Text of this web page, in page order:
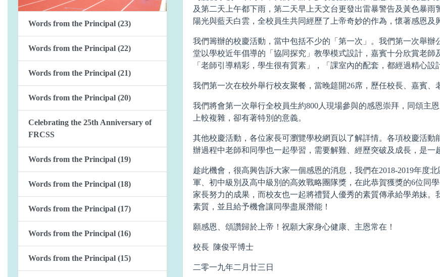
Words from the Principal (23)
Words from the Principal (22)
Words from the Principal (21)
Words from the Principal (20)
Celebrating the 25th Anniversary of
FRCSS
Words from the Principal (19)
Words from the Principal (18)
Words from the Principal (17)
Words from the Principal (16)
Words from the Principal (15)
及第二天上午都下雨，第二天早上天文台更發出雷暴警告及黃色暴
陽光與藍天白雲，全校員生共同經歷了上帝奇妙的作為，懷著感恩及
我們籌辦的校慶活動，當中包括不少的「第一次」。我們第一次舉
堂以學校近年倡導的「協同探究」教學模式設計，嘉賓十分欣賞老師
「老師引導精彩，學生很有質素」，「課室內的配套，都經過精心設
我們第一次在校外舉行校友聚餐，當晚筵開26席，歷任校長、嘉賓、
我們將會第一次舉行全校員生約800人現場參與的感恩崇拜，同頌主
上較複雜，卻有著特別的意義。
其他校慶活動，各位家長可瀏覽學校網頁以了解詳情。各項校慶活
辦過程中老師和同學也一起學習，需要解難、經歷突破及成長，是一
趁此機會，很高興告訴大家一個感恩的消息，我們在2018-2019年度
軍、初中級別及高中級別的高效戰略團隊獎，在此恭賀獲獎的6位同
家長努力的成果，而校友也一起將禮賢人優秀的素質傳承給學弟妹
素質，並且給予機會讓同學盡展潛能！
願感恩、頌讚歸於上帝！祝願大家身心健康、主恩常在！
校長 陳俊平博士
二零一九年二月廿三日